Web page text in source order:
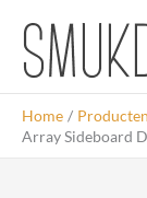
inhoud
Home Producten
Array Sideboard